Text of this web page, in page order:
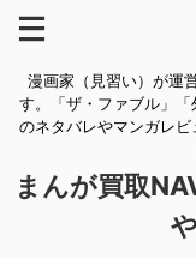
漫画家（見習い）が運
す。「ザ・ファブル」
のネタバレやマンガレ
まんが買取